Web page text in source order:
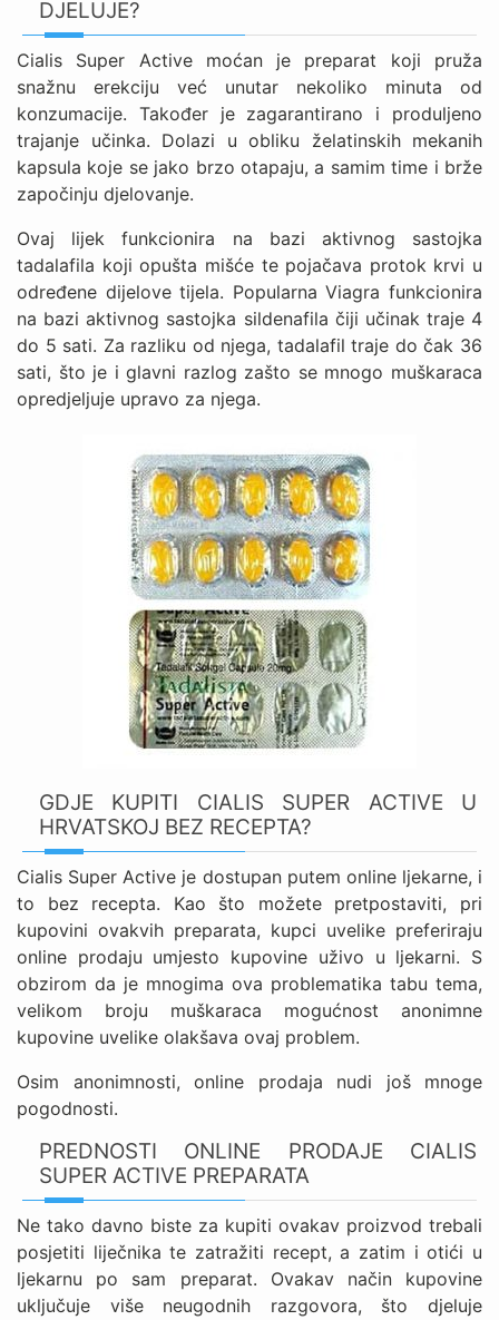
DJELUJE?
Cialis Super Active moćan je preparat koji pruža
snažnu erekciju već unutar nekoliko minuta od
konzumacije. Također je zagarantirano i produljeno
trajanje učinka. Dolazi u obliku želatinskih mekanih
kapsula koje se jako brzo otapaju, a samim time i brže
započinju djelovanje.
Ovaj lijek funkcionira na bazi aktivnog sastojka
tadalafila koji opušta mišće te pojačava protok krvi u
određene dijelove tijela. Popularna Viagra funkcionira
na bazi aktivnog sastojka sildenafila čiji učinak traje 4
do 5 sati. Za razliku od njega, tadalafil traje do čak 36
sati, što je i glavni razlog zašto se mnogo muškaraca
opredjeljuje upravo za njega.
GDJE KUPITI CIALIS SUPER ACTIVE U
HRVATSKOJ BEZ RECEPTA?
Cialis Super Active je dostupan putem online ljekarne, i
to bez recepta. Kao što možete pretpostaviti, pri
kupovini ovakvih preparata, kupci uvelike preferiraju
online prodaju umjesto kupovine uživo u ljekarni. S
obzirom da je mnogima ova problematika tabu tema,
velikom broju muškaraca mogućnost anonimne
kupovine uvelike olakšava ovaj problem.
Osim anonimnosti, online prodaja nudi još mnoge
pogodnosti.
PREDNOSTI ONLINE PRODAJE CIALIS
SUPER ACTIVE PREPARATA
Ne tako davno biste za kupiti ovakav proizvod trebali
posjetiti liječnika te zatražiti recept, a zatim i otići u
ljekarnu po sam preparat. Ovakav način kupovine
uključuje više neugodnih razgovora, što djeluje